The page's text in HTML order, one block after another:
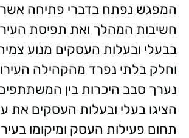
המפגש נפתח בדברי פתיחה אשר
חשיבות המהלך ואת תפיסת
בבעלי ובעלות העסקים מנוע
וחלק בלתי נפרד מהקהילה
נערך סבב היכרות בין
הציגו בעלי ובעלות העסקים את
תחום פעילות העסק ומיקומו